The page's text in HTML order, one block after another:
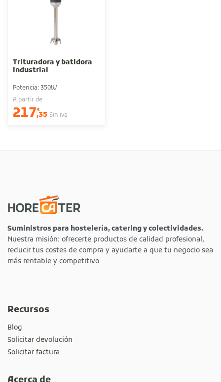
Trituradora y batidora
industrial
Potencia: 350W
A partir de
217€
,35 Sin iva
Suministros para hostelería, catering y colectividades.
Nuestra misión: ofrecerte productos de calidad profesional,
reducir tus costes de compra y ayudarte a que tu negocio sea
más rentable y competitivo
Recursos
Blog
Solicitar devolución
Solicitar factura